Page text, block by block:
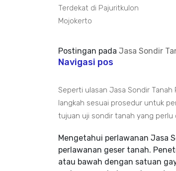
Terdekat di Pajuritkulon
Mojokerto
Postingan pada Jasa Sondir
Navigasi pos
Seperti ulasan Jasa Sondir
langkah sesuai prosedur untuk
tujuan uji sondir tanah yang perlu
Mengetahui perlawanan Jasa
perlawanan geser tanah.
atau bawah dengan satuan